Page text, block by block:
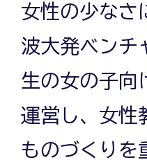
女性の少なさ
波大発ベンチ
生の女の子向
運営し、女性
ものづくりを